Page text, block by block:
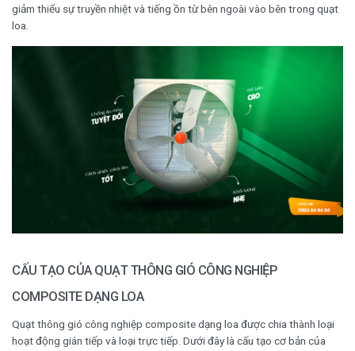
giảm thiểu sự truyền nhiệt và tiếng ồn từ bên ngoài vào bên trong quạt
loa.
CẤU TẠO CỦA QUẠT THÔNG GIÓ CÔNG NGHIỆP
COMPOSITE DẠNG LOA
Quạt thông gió công nghiệp composite dạng loa được chia thành loại
hoạt động gián tiếp và loại trực tiếp. Dưới đây là cấu tạo cơ bản của